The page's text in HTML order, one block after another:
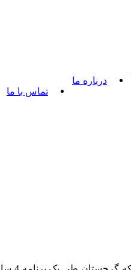
درباره ما
تماس با ما